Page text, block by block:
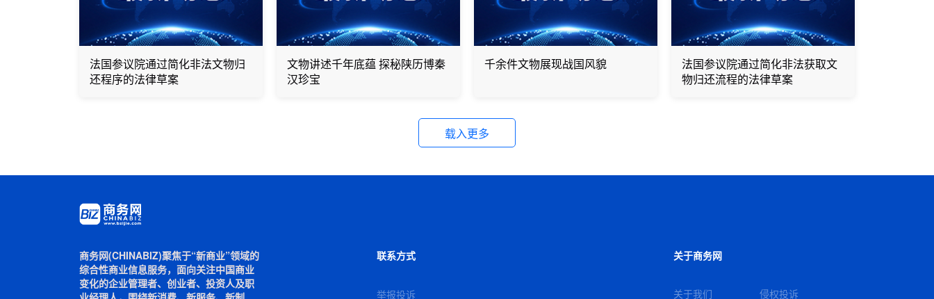
法国参议院通过简化非法文物归
还程序的法律草案
文物讲述千年底蕴 探秘陕历博秦
汉珍宝
千余件文物展现战国风貌
法国参议院通过简化非法获取文
物归还流程的法律草案
载入更多
商务网(CHINABIZ)聚焦于“新商业”领域的
综合性商业信息服务，面向关注中国商业
变化的企业管理者、创业者、投资人及职
联系方式
举报投诉
关于商务网
关于我们 侵权投诉